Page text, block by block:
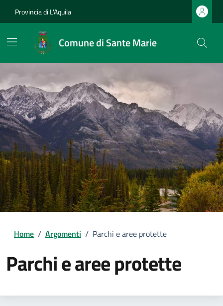
Provincia di L'Aquila
Comune di Sante Marie
Home / Argomenti / Parchi e aree protette
Parchi e aree protette
Dettagli della notizia